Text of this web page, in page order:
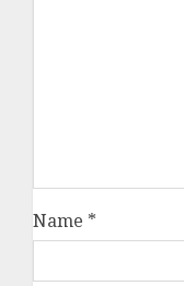
Name *